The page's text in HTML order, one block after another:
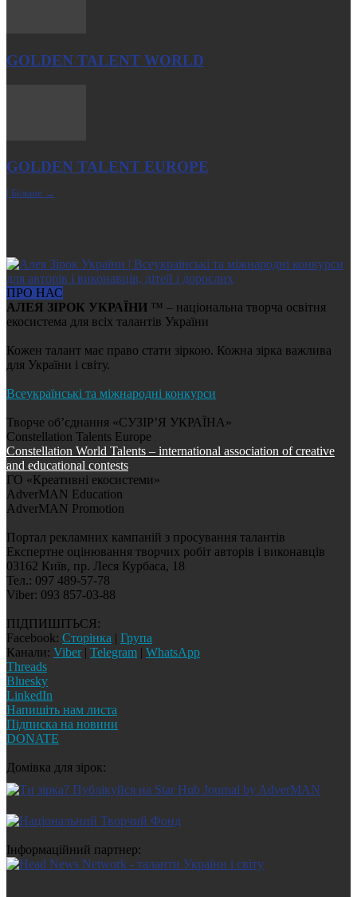
GOLDEN TALENT WORLD
GOLDEN TALENT EUROPE
| Більше →
ПРО НАС
АЛЕЯ ЗІРОК УКРАЇНИ ™ – національна творча освітня
екосистема для всіх талантів України
Кожен талант має право стати зіркою. Кожна зірка важлива
для України і світу.
Всеукраїнські та міжнародні конкурси
Творче об’єднання «СУЗІР’Я УКРАЇНА»
Constellation Talents Europe
Constellation World Talents – international association of creative
and educational contests
ГО «Креативні екосистеми»
AdverMAN Education
AdverMAN Promotion
Портал рекламних кампаній з просування талантів
Експертне оцінювання творчих робіт авторів і виконавців
03162 Київ, пр. Леся Курбаса, 18
Тел.: 097 489-57-78
Viber: 093 857-03-88
ПІДПИШІТЬСЯ:
Facebook: Сторінка | Група
Канали: Viber| Telegram | WhatsApp
Threads
Bluesky
LinkedIn
Напишіть нам листа
Підписка на новини
DONATE
Домівка для зірок:
Інформаційний партнер: